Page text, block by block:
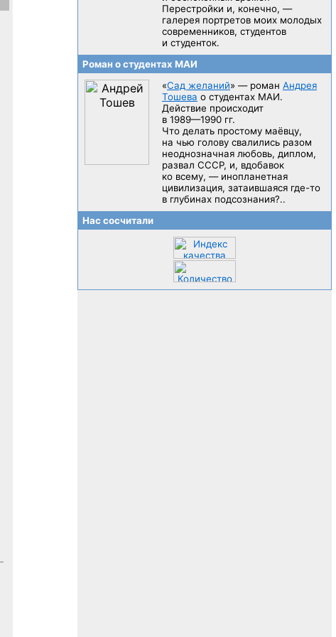
Перестройки и, конечно, —
галерея портретов моих молодых
современников, студентов
и студенток.
Роман о студентах МАИ
«Сад желаний» — роман Андрея
Тошева о студентах МАИ.
Действие происходит
в 1989—1990 гг.
Что делать простому маёвцу,
на чью голову свалились разом
неоднозначная любовь, диплом,
развал CCCP, и, вдобавок
ко всему, — инопланетная
цивилизация, затаившаяся где-то
в глубинах подсознания?..
Нас сосчитали